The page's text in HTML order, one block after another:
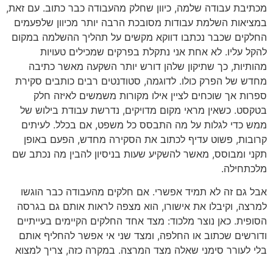
מכתיבת עבודה שלמה, כיוון שחלק מהעבודה כבר כתוב. עם זאת,
במציאות השלמת עבודות מסובכת הרבה יותר מכיוון שלפעמים
החלקים שכבר נכתבו דווקא מקשים על תהליך ההשלמה במקום
להקל עליו. לא אחת אני נתקלת בפרקים שמכילים טעויות
מהותיות, כך שתיקון שלהן דורש יותר השקעה מאשר כתיבה
מחדש של הפרק כולו. לדוגמה, סטודנטים רבים כותבים סקירת
ספרות אך שוכחים לציין אילו מקורות משמשים לאיזה חלק
בטקסט. כשאין מראי מקום מדויקים, נדרשת עבודת בילוש של
ממש כדי לגלות על מה התבסס כל משפט, אם בכלל. לעיתים
קרובות, פשוט עדיף לכתוב את הסקירה מחדש, הפעם באופן
תקני ומבוסס, מאשר להשקיע שעות בניסיון להבין מה נכתב שם
מלכתחילה.
אבל גם זה לא תמיד אפשרי. אם חלקים מהעבודה כבר הוגשו
למרצה, וקיבלו את אישורו, הוא מצפה לראות אותם גם בגרסה
הסופית. כאן נוצר מלכוד: מצד אחד החלקים הקיימים בעייתיים
ודורשים שכתוב או החלפה, ומצד שני אי אפשר להחליף אותם
בלי לעורר סימני שאלה מצד המרצה. במקרה כזה, צריך למצוא